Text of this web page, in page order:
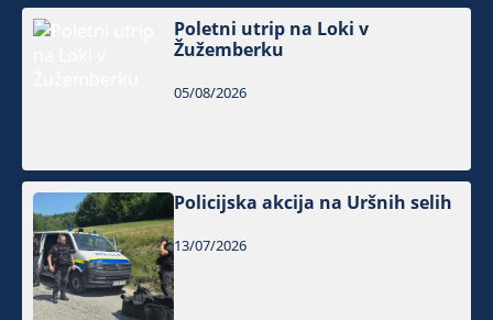
Poletni utrip na Loki v
Žužemberku
05/08/2026
Policijska akcija na Uršnih selih
13/07/2026